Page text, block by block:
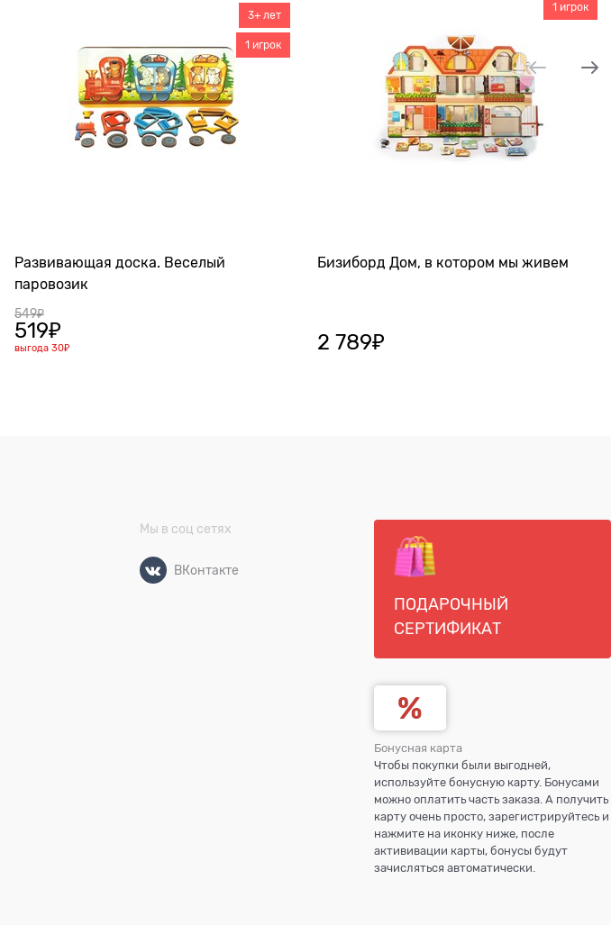
Развивающая доска. Веселый
паровозик
3+ лет
1 игрок
549₽
519₽
выгода 30₽
Бизиборд Дом, в котором мы живем
1 игрок
2 789₽
Мы в соц сетях
ВКонтакте
ПОДАРОЧНЫЙ
СЕРТИФИКАТ
Бонусная карта
Чтобы покупки были выгодней,
используйте бонусную карту. Бонусами
можно оплатить часть заказа. А получить
карту очень просто, зарегистрируйтесь и
нажмите на иконку ниже, после
актививации карты, бонусы будут
зачисляться автоматически.